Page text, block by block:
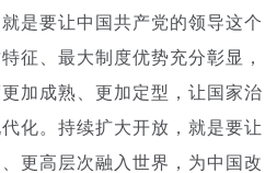
是要让中国共产党的领导这个
征、最大制度优势充分彰显，
加成熟、更加定型，让国家治
化。 持续扩大开放，就是要让
更高层次融入世界 ，为中国改